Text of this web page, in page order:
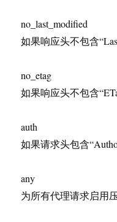
no_last_modified
如果响应头不包含
no_etag
如果响应头不包含
auth
如果请求头包含
any
为所有代理请求启用压